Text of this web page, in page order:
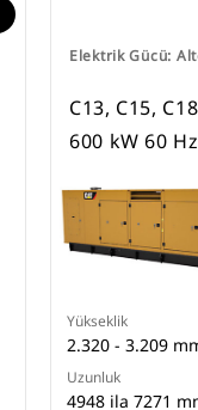
Elektrik Gücü:
C13, C15,
600 kW 60 Hz
Yükseklik
2.320 - 3.209
Uzunluk
4948 ila 7271